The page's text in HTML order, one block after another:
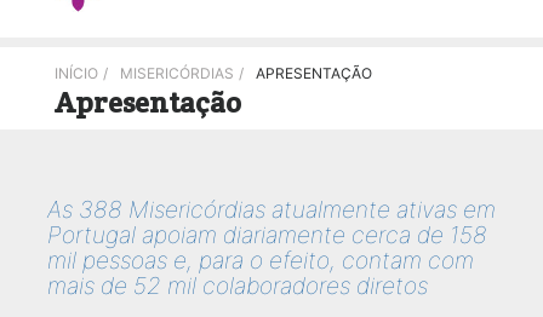
INÍCIO / MISERICÓRDIAS / APRESENTAÇÃO
Apresentação
As 388 Misericórdias atualmente ativas em
Portugal apoiam diariamente cerca de 158
mil pessoas e, para o efeito, contam com
mais de 52 mil colaboradores diretos